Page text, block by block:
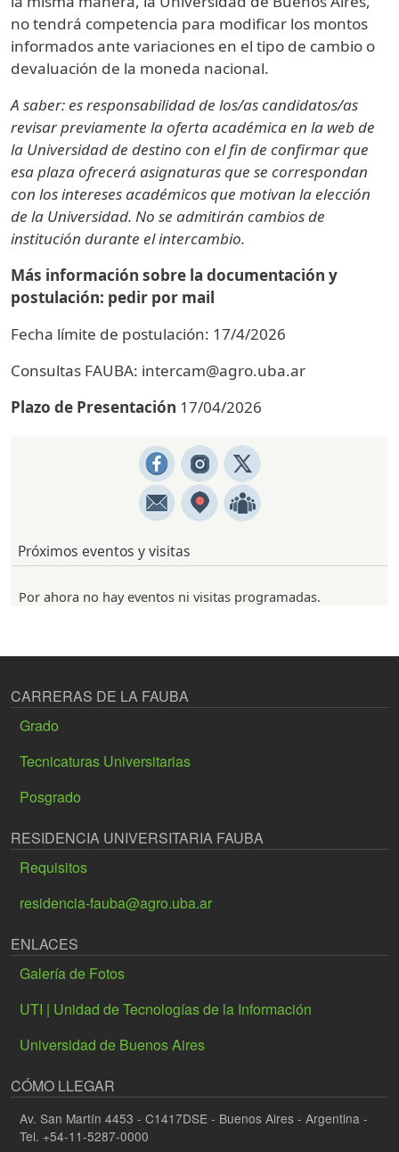
no tendrá competencia para modificar los montos
informados ante variaciones en el tipo de cambio o
devaluación de la moneda nacional.
A saber: es responsabilidad de los/as candidatos/as
revisar previamente la oferta académica en la web de
la Universidad de destino con el fin de confirmar que
esa plaza ofrecerá asignaturas que se correspondan
con los intereses académicos que motivan la elección
de la Universidad. No se admitirán cambios de
institución durante el intercambio.
Más información sobre la documentación y
postulación: pedir por mail
Fecha límite de postulación: 17/4/2026
Consultas FAUBA: intercam@agro.uba.ar
Plazo de Presentación 17/04/2026
Próximos eventos y visitas
Por ahora no hay eventos ni visitas programadas.
CARRERAS DE LA FAUBA
Grado
Tecnicaturas Universitarias
Posgrado
RESIDENCIA UNIVERSITARIA FAUBA
Requisitos
residencia-fauba@agro.uba.ar
ENLACES
Galería de Fotos
UTI | Unidad de Tecnologías de la Información
Universidad de Buenos Aires
CÓMO LLEGAR
Av. San Martín 4453 - C1417DSE - Buenos Aires - Argentina -
Tel. +54-11-5287-0000